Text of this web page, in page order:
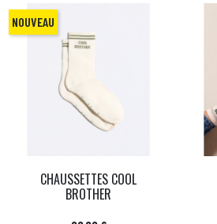
CHAUSSETTES COOL
BROTHER
NOUVEAU